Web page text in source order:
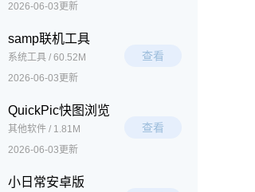
2026-06-03更新
samp联机工具
系统工具 / 60.52M
2026-06-03更新
查看
QuickPic快图浏览
其他软件 / 1.81M
2026-06-03更新
查看
小日常安卓版